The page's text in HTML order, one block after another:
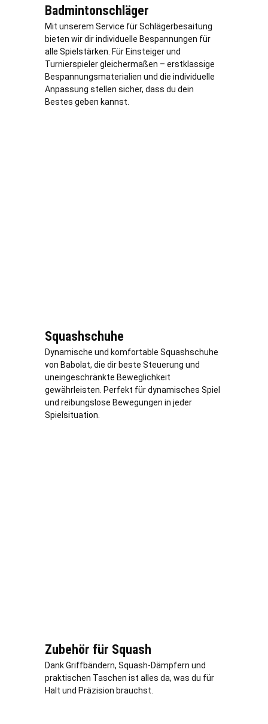
Badmintonschläger
Mit unserem Service für Schlägerbesaitung
bieten wir dir individuelle Bespannungen für
alle Spielstärken. Für Einsteiger und
Turnierspieler gleichermaßen – erstklassige
Bespannungsmaterialien und die individuelle
Anpassung stellen sicher, dass du dein
Bestes geben kannst.
Squashschuhe
Dynamische und komfortable Squashschuhe
von Babolat, die dir beste Steuerung und
uneingeschränkte Beweglichkeit
gewährleisten. Perfekt für dynamisches Spiel
und reibungslose Bewegungen in jeder
Spielsituation.
Zubehör für Squash
Dank Griffbändern, Squash-Dämpfern und
praktischen Taschen ist alles da, was du für
Halt und Präzision brauchst.